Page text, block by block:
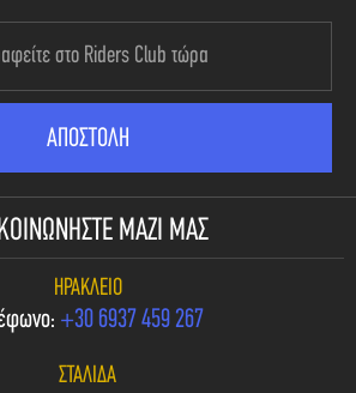
ΜΑΖΙ ΜΑΣ
ΗΡΆΚΛΕΙΟ
+30 6937 459 267
ΣΤΑΛΊΔΑ